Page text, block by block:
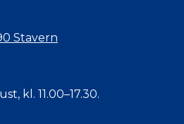
Stavern
kl. 11.00–17.30.